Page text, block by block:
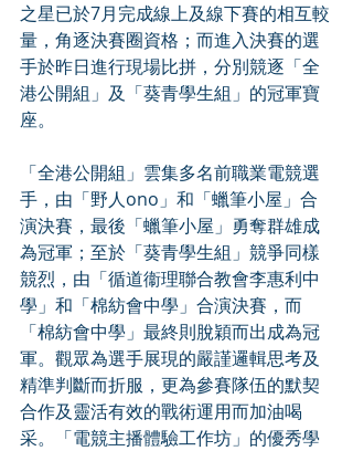
之星已於7月完成線上及線下賽的相互較
量，角逐決賽圈資格；而進入決賽的選
手於昨日進行現場比拼，分別競逐「全
港公開組」及「葵青學生組」的冠軍寶
座。
「全港公開組」雲集多名前職業電競選
手，由「野人ono」和「蠟筆小屋」合
演決賽，最後「蠟筆小屋」勇奪群雄成
為冠軍；至於「葵青學生組」競爭同樣
競烈，由「循道衞理聯合教會李惠利中
學」和「棉紡會中學」合演決賽，而
「棉紡會中學」最終則脫穎而出成為冠
軍。觀眾為選手展現的嚴謹邏輯思考及
精準判斷而折服，更為參賽隊伍的默契
合作及靈活有效的戰術運用而加油喝
采。「電競主播體驗工作坊」的優秀學